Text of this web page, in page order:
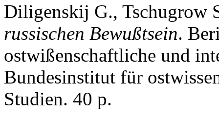
Diligenskij G., Tschugrow
russischen Bewußtsein.
ostwißenschaftliche und
Bundesinstitut für
Studien. 40 р.